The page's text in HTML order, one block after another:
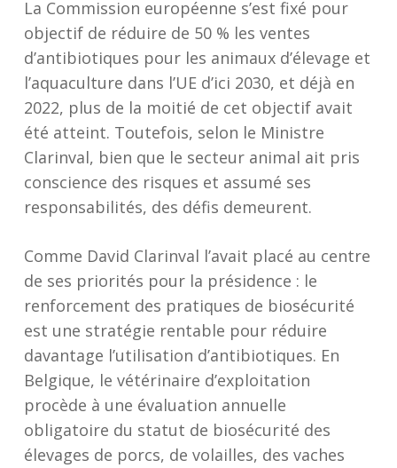
La Commission européenne s’est fixé pour
objectif de réduire de 50 % les ventes
d’antibiotiques pour les animaux d’élevage et
l’aquaculture dans l’UE d’ici 2030, et déjà en
2022, plus de la moitié de cet objectif avait
été atteint. Toutefois, selon le Ministre
Clarinval, bien que le secteur animal ait pris
conscience des risques et assumé ses
responsabilités, des défis demeurent.
Comme David Clarinval l’avait placé au centre
de ses priorités pour la présidence : le
renforcement des pratiques de biosécurité
est une stratégie rentable pour réduire
davantage l’utilisation d’antibiotiques. En
Belgique, le vétérinaire d’exploitation
procède à une évaluation annuelle
obligatoire du statut de biosécurité des
élevages de porcs, de volailles, des vaches